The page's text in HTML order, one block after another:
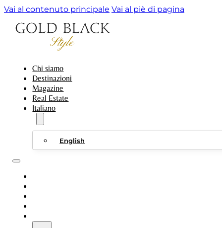
Vai al contenuto principale Vai al piè di pagina
Chi siamo
Destinazioni
Magazine
Real Estate
Italiano
English